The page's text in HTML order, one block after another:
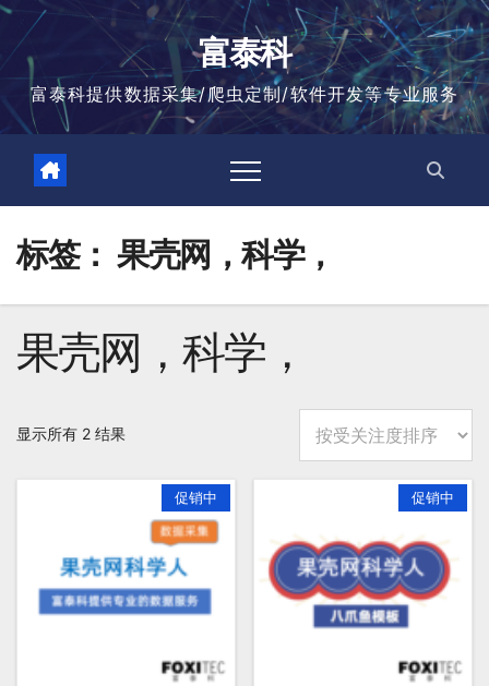
跳
富泰科
富泰科提供数据采集/爬虫定制/软件开发等专业服务
标签： 果壳网，科学，
果壳网，科学，
显示所有 2 结果按
评
促销中 促销中